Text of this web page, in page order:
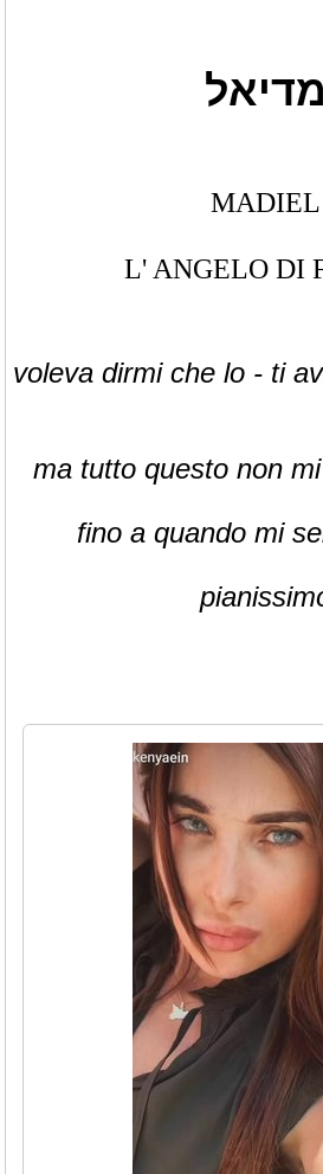
מדיאל
MADIEL
L' ANGELO DI
voleva dirmi che lo - ti
ma tutto questo non
fino a quando mi